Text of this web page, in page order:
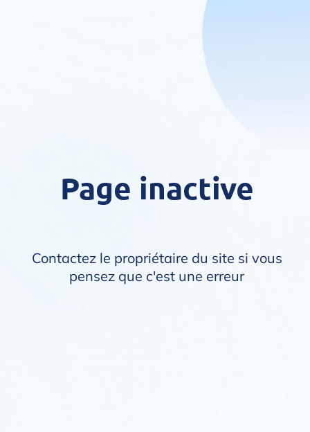
Page inactive
Contactez le propriétaire du site si vous
pensez que c'est une erreur